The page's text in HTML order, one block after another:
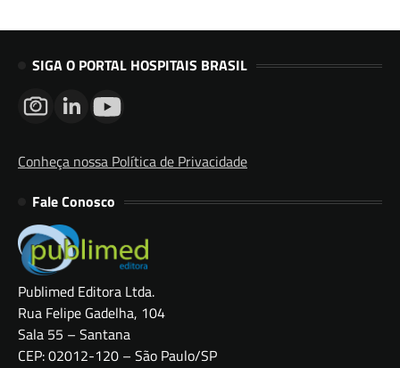
SIGA O PORTAL HOSPITAIS BRASIL
Conheça nossa Política de Privacidade
Fale Conosco
Publimed Editora Ltda.
Rua Felipe Gadelha, 104
Sala 55 – Santana
CEP: 02012-120 – São Paulo/SP